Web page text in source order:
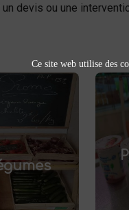
un devis ou une
des
Saint-Saulve
cultivés
la différence
sains et
Ce site web utilise des